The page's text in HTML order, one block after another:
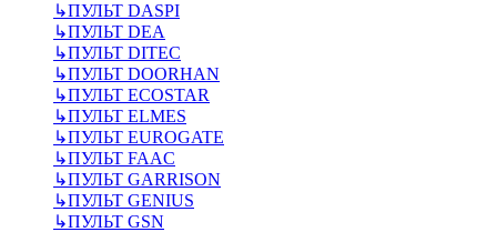
↳ПУЛЬТ DASPI
↳ПУЛЬТ DEA
↳ПУЛЬТ DITEC
↳ПУЛЬТ DOORHAN
↳ПУЛЬТ ECOSTAR
↳ПУЛЬТ ELMES
↳ПУЛЬТ EUROGATE
↳ПУЛЬТ FAAC
↳ПУЛЬТ GARRISON
↳ПУЛЬТ GENIUS
↳ПУЛЬТ GSN